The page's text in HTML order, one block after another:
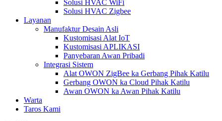
Solusi HVAC WiFi
Solusi HVAC Zigbee
Layanan
Manufaktur Desain Asli
Kustomisasi Alat IoT
Kustomisasi APLIKASI
Panyebaran Awan Pribadi
Integrasi Sistem
Alat OWON ZigBee ka Gerbang Pihak Katilu
Gerbang OWON ka Cloud Pihak Katilu
Awan OWON ka Awan Pihak Katilu
Warta
Taros Kami